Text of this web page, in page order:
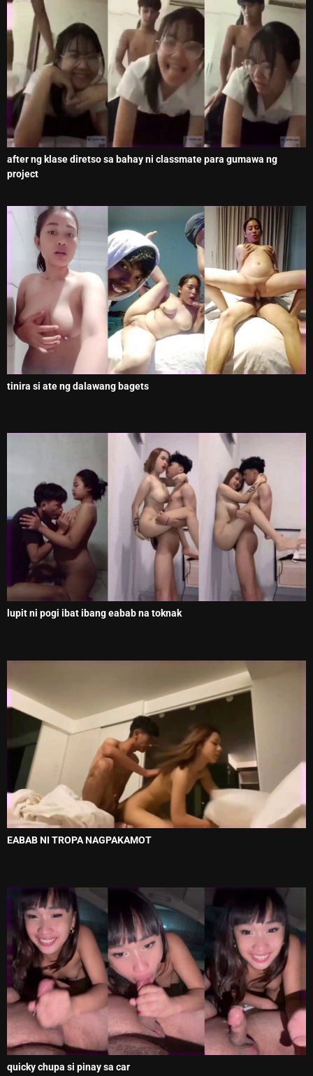
after ng klase diretso sa bahay ni classmate para gumawa ng
project
tinira si ate ng dalawang bagets
lupit ni pogi ibat ibang eabab na toknak
EABAB NI TROPA NAGPAKAMOT
quicky chupa si pinay sa car